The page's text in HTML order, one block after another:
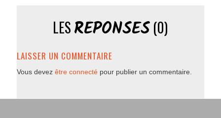
LESRÉPONSES(0)
LAISSER UN COMMENTAIRE
Vous devez être connectépour publier un commentaire.